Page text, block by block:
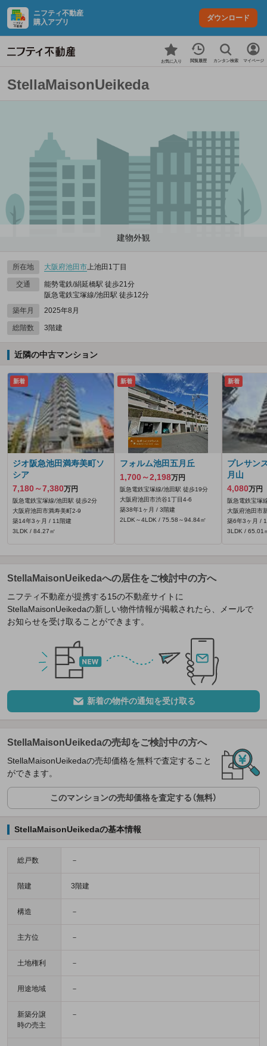
ニフティ不動産
購入アプリ
ダウンロード
お気に入り 閲覧履歴 カンタン検索 マイページ
StellaMaisonUeikeda
建物外観
所在地 大阪府池田市上池田1丁目
交通
能勢電鉄/絹延橋駅 徒歩21分
阪急電鉄宝塚線/池田駅 徒歩12分
築年月
2025年8月
総階数 3階建
近隣の中古マンション
新着
ジオ阪急池田満寿美町ソ
シア
7,180～7,380万円
阪急電鉄宝塚線/池田駅 徒歩2分
大阪府池田市満寿美町2-9
築14年3ヶ月 / 11階建
3LDK / 84.27㎡
新着
フォルム池田五月丘
1,700～2,198万円
阪急電鉄宝塚線/池田駅 徒歩19分
大阪府池田市渋谷1丁目4-6
築38年1ヶ月 / 3階建
2LDK～4LDK / 75.58～94.84㎡
新着
プレサン
月山
4,080万円
阪急電鉄宝塚
大阪府池田市
築6年3ヶ月 /
3LDK / 65.01
StellaMaisonUeikedaへの居住をご検討中の方へ
ニフティ不動産が提携する15の不動産サイトに
StellaMaisonUeikedaの新しい物件情報が掲載されたら、メールで
お知らせを受け取ることができます。
新着の物件の通知を受け取る
StellaMaisonUeikedaの売却をご検討中の方へ
StellaMaisonUeikedaの売却価格を無料で査定すること
ができます。
このマンションの売却価格を査定する（無料）
StellaMaisonUeikedaの基本情報
総戸数 －
階建 3階建
構造 －
主方位 －
土地権利 －
用途地域 －
新築分譲
時の売主
－